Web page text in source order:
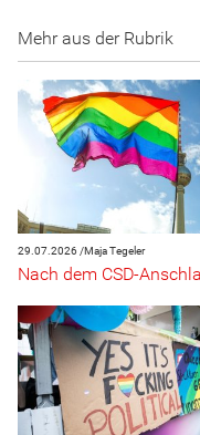
Mehr aus der Rubrik
29.07.2026 /Maja Tegeler
Nach dem CSD-